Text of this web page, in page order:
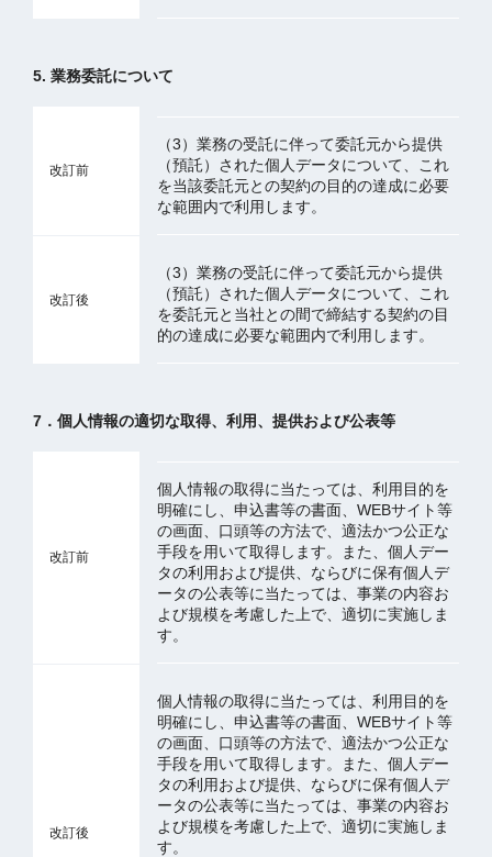
5. 業務委託について
改訂前
（3）業務の受託に伴って委託元から提供
（預託）された個人データについて、これ
を当該委託元との契約の目的の達成に必要
な範囲内で利用します。
改訂後
（3）業務の受託に伴って委託元から提供
（預託）された個人データについて、これ
を委託元と当社との間で締結する契約の目
的の達成に必要な範囲内で利用します。
7．個人情報の適切な取得、利用、提供および公表等
改訂前
個人情報の取得に当たっては、利用目的を
明確にし、申込書等の書面、WEBサイト等
の画面、口頭等の方法で、適法かつ公正な
手段を用いて取得します。また、個人デー
タの利用および提供、ならびに保有個人デ
ータの公表等に当たっては、事業の内容お
よび規模を考慮した上で、適切に実施しま
す。
改訂後
個人情報の取得に当たっては、利用目的を
明確にし、申込書等の書面、WEBサイト等
の画面、口頭等の方法で、適法かつ公正な
手段を用いて取得します。また、個人デー
タの利用および提供、ならびに保有個人デ
ータの公表等に当たっては、事業の内容お
よび規模を考慮した上で、適切に実施しま
す。